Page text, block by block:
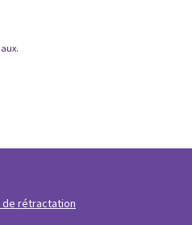
de rétractation